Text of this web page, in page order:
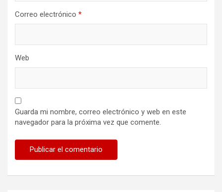
Correo electrónico *
Web
Guarda mi nombre, correo electrónico y web en este
navegador para la próxima vez que comente.